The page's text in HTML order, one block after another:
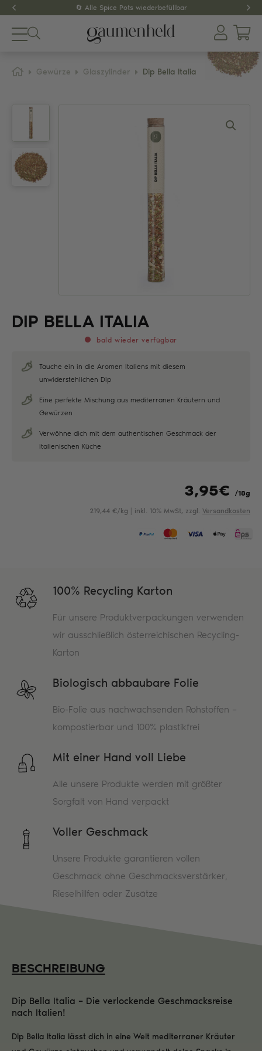
🔄 Alle Spice Pots wiederbefüllbar
Gewürze
Tee
Dips & Pestos
GESCHENKIDEEN
Gewürze Glaszylinder Dip Bella Italia
DIP BELLA ITALIA
bald wieder verfügbar
Tauche ein in die Aromen Italiens mit diesem
unwiderstehlichen Dip
Eine perfekte Mischung aus mediterranen Kräutern und
Gewürzen
Verwöhne dich mit dem authentischen Geschmack der
italienischen Küche
3,95€ /18g
219,44 €/kg | inkl. 10% MwSt, zzgl. Versandkosten
100% Recycling Karton
Für unsere Produktverpackungen verwenden
wir ausschließlich österreichischen Recycling-
Karton
Biologisch abbaubare Folie
Bio-Folie aus nachwachsenden Rohstoffen –
kompostierbar und 100% plastikfrei
Mit einer Hand voll Liebe
Alle unsere Produkte werden mit größter
Sorgfalt von Hand verpackt
Voller Geschmack
Unsere Produkte garantieren vollen
Geschmack ohne Geschmacksverstärker,
Rieselhillfen oder Zusätze
BESCHREIBUNG
Dip Bella Italia – Die verlockende Geschmacksreise
nach Italien!
Dip Bella Italia lässt dich in eine Welt mediterraner Kräuter